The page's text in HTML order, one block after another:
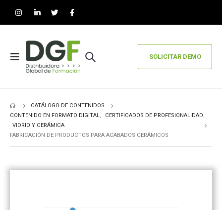
SOLICITAR DEMO
CATÁLOGO DE CONTENIDOS
CONTENIDO EN FORMATO DIGITAL, CERTIFICADOS DE PROFESIONALIDAD,
VIDRIO Y CERÁMICA
FABRICACIÓN DE PRODUCTOS PARA ACABADOS CERÁMICOS